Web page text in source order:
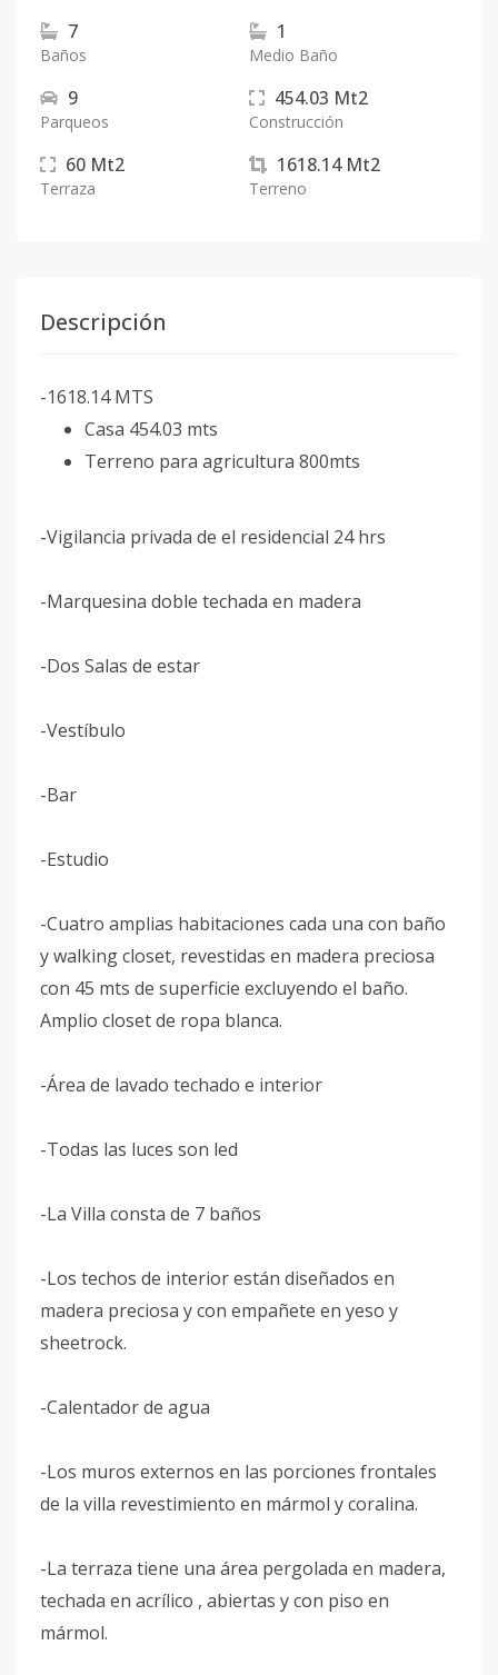
7
Baños
1
Medio Baño
9
Parqueos
454.03 Mt2
Construcción
60 Mt2
Terraza
1618.14 Mt2
Terreno
Descripción
-1618.14 MTS
Casa 454.03 mts
Terreno para agricultura 800mts
-Vigilancia privada de el residencial 24 hrs
-Marquesina doble techada en madera
-Dos Salas de estar
-Vestíbulo
-Bar
-Estudio
-Cuatro amplias habitaciones cada una con baño
y walking closet, revestidas en madera preciosa
con 45 mts de superficie excluyendo el baño.
Amplio closet de ropa blanca.
-Área de lavado techado e interior
-Todas las luces son led
-La Villa consta de 7 baños
-Los techos de interior están diseñados en
madera preciosa y con empañete en yeso y
sheetrock.
-Calentador de agua
-Los muros externos en las porciones frontales
de la villa revestimiento en mármol y coralina.
-La terraza tiene una área pergolada en madera,
techada en acrílico , abiertas y con piso en
mármol.